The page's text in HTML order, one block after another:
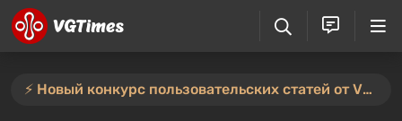
⚡️ Новый конкурс пользовательских статей от VGTimes — участвуйте тут ⚡️